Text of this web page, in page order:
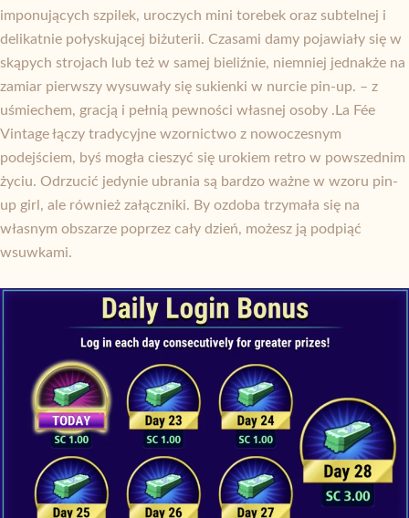
imponujących szpilek, uroczych mini torebek oraz subtelnej i
delikatnie połyskującej biżuterii. Czasami damy pojawiały się w
skąpych strojach lub też w samej bieliźnie, niemniej jednakże na
zamiar pierwszy wysuwały się sukienki w nurcie pin-up. – z
uśmiechem, gracją i pełnią pewności własnej osoby .La Fée
Vintage łączy tradycyjne wzornictwo z nowoczesnym
podejściem, byś mogła cieszyć się urokiem retro w powszednim
życiu. Odrzucić jedynie ubrania są bardzo ważne w wzoru pin-
up girl, ale również załączniki. By ozdoba trzymała się na
własnym obszarze poprzez cały dzień, możesz ją podpiąć
wsuwkami.